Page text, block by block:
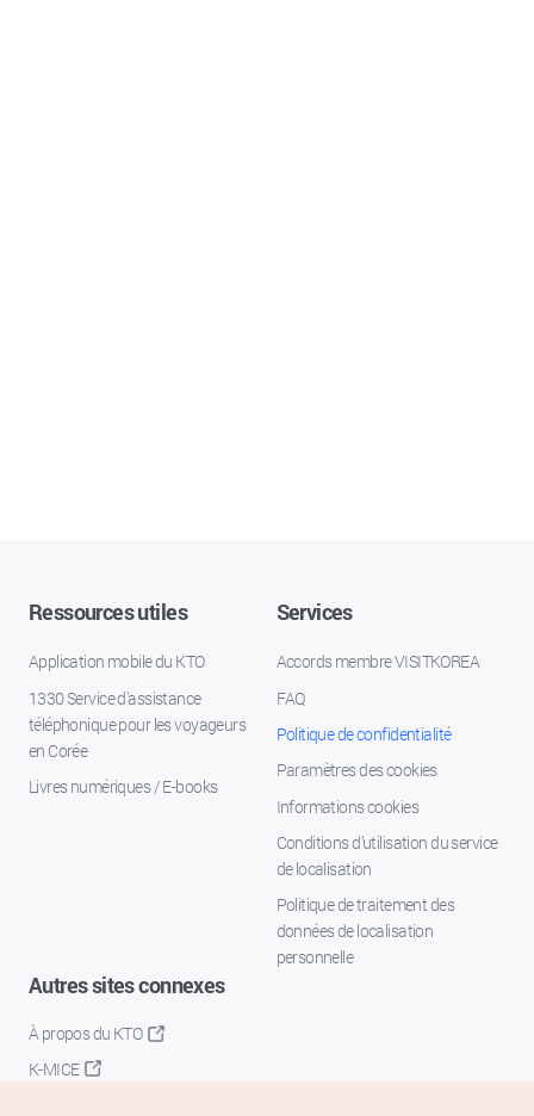
Ressources utiles
Application mobile du KTO
1330 Service d'assistance
téléphonique pour les voyageurs
en Corée
Livres numériques / E-books
Services
Accords membre VISITKOREA
FAQ
Politique de confidentialité
Paramètres des cookies
Informations cookies
Conditions d’utilisation du service
de localisation
Politique de traitement des
données de localisation
personnelle
Autres sites connexes
À propos du KTO
K-MICE